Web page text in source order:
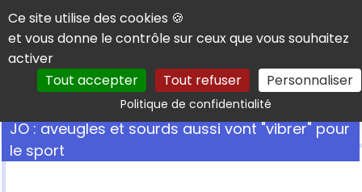
Panneau de gestion des cookies
Ce site utilise des cookies 🍪
et vous donne le contrôle sur ceux que vous souhaitez
activer
Tout accepter
Tout refuser Personnaliser
Politique de confidentialitéRechercher
JO : aveugles et sourds aussi vont "vibrer" pour
le sport